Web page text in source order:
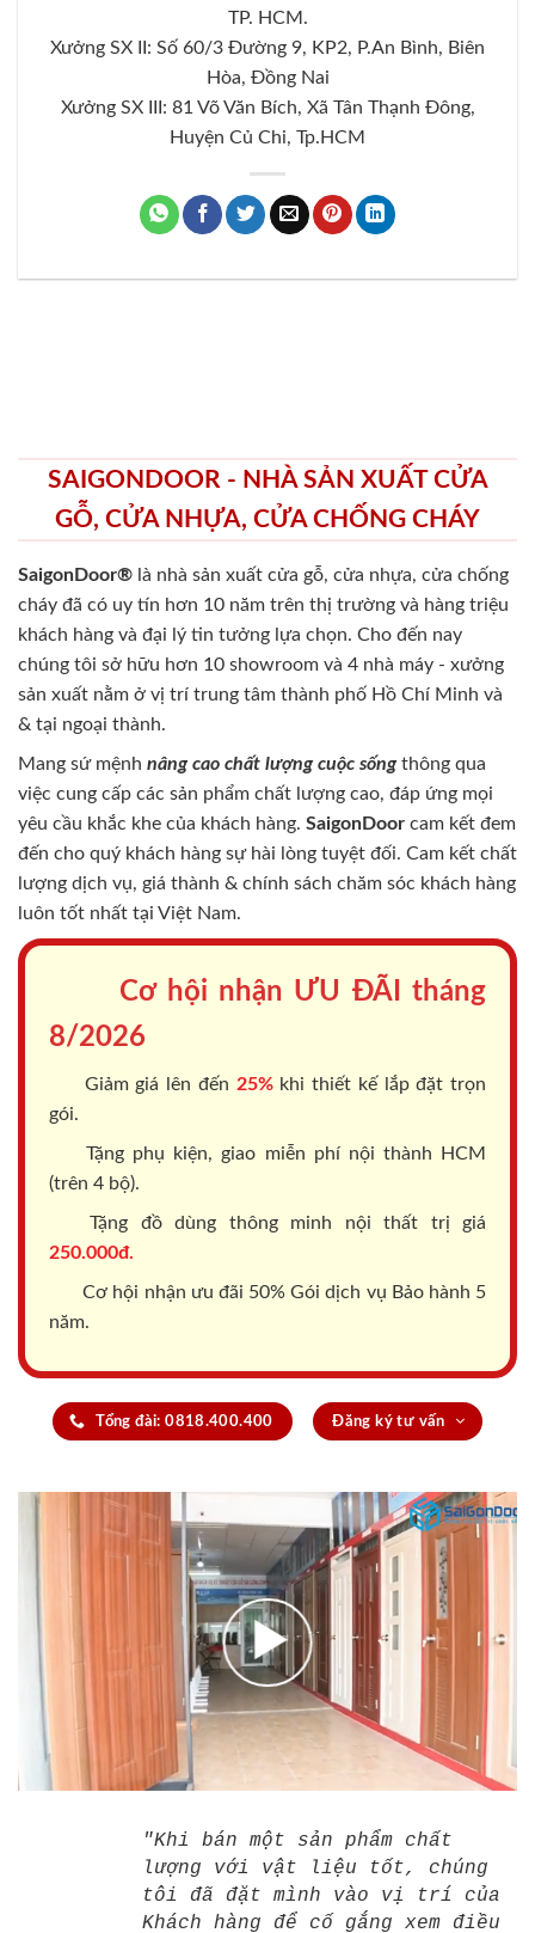
TP. HCM.
Xưởng SX II: Số 60/3 Đường 9, KP2, P.An Bình, Biên
Hòa, Đồng Nai
Xưởng SX III: 81 Võ Văn Bích, Xã Tân Thạnh Đông,
Huyện Củ Chi, Tp.HCM
SAIGONDOOR - NHÀ SẢN XUẤT CỬA
GỖ, CỬA NHỰA, CỬA CHỐNG CHÁY
SaigonDoor® là nhà sản xuất cửa gỗ, cửa nhựa, cửa chống
cháy đã có uy tín hơn 10 năm trên thị trường và hàng triệu
khách hàng và đại lý tin tưởng lựa chọn. Cho đến nay
chúng tôi sở hữu hơn 10 showroom và 4 nhà máy - xưởng
sản xuất nằm ở vị trí trung tâm thành phố Hồ Chí Minh và
& tại ngoại thành.
Mang sứ mệnh nâng cao chất lượng cuộc sốngthông qua
việc cung cấp các sản phẩm chất lượng cao, đáp ứng mọi
yêu cầu khắc khe của khách hàng. SaigonDoor cam kết đem
đến cho quý khách hàng sự hài lòng tuyệt đối. Cam kết chất
lượng dịch vụ, giá thành & chính sách chăm sóc khách hàng
luôn tốt nhất tại Việt Nam.
Cơ hội nhận ƯU ĐÃI tháng
8/2026
Giảm giá lên đến 25%khi thiết kế lắp đặt trọn
gói.
Tặng phụ kiện, giao miễn phí nội thành HCM
(trên 4 bộ).
Tặng đồ dùng thông minh nội thất trị giá
250.000đ.
Cơ hội nhận ưu đãi 50% Gói dịch vụ Bảo hành 5
năm.
Tổng đài: 0818.400.400 Đăng ký tư vấn
"Khi bán một sản phẩm chất
lượng với vật liệu tốt, chúng
tôi đã đặt mình vào vị trí của
Khách hàng để cố gắng xem điều